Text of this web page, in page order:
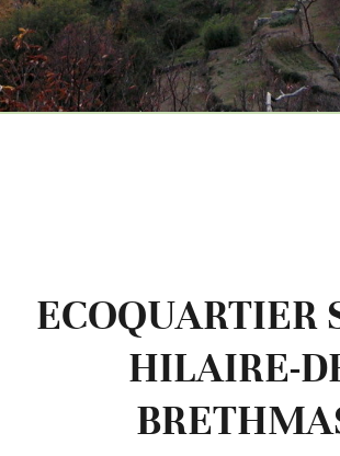
ECOQUARTIER
HILAIRE-